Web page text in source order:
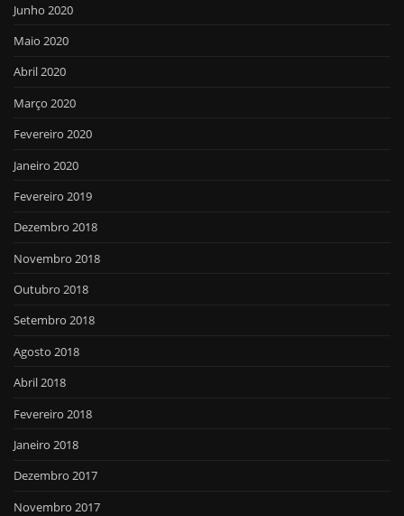
Junho 2020
Maio 2020
Abril 2020
Março 2020
Fevereiro 2020
Janeiro 2020
Fevereiro 2019
Dezembro 2018
Novembro 2018
Outubro 2018
Setembro 2018
Agosto 2018
Abril 2018
Fevereiro 2018
Janeiro 2018
Dezembro 2017
Novembro 2017